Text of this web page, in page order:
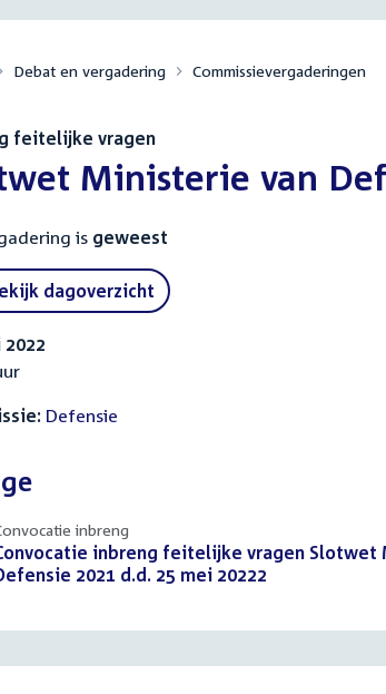
Debat en vergadering Commissievergaderingen
feitelijke vragen
Ministerie van
is geweest
dagoverzicht
2022
Defensie
inbreng
inbreng feitelijke vragen
2021 d.d. 25 mei 20222